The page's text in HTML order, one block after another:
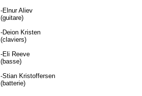
-Elnur Aliev
(guitare)
-Deion Kristen
(claviers)
-Eli Reeve
(basse)
-Stian Kristoffersen
(batterie)